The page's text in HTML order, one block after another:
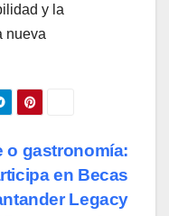
y la
nueva
o gastronomía:
en Becas
Legacy